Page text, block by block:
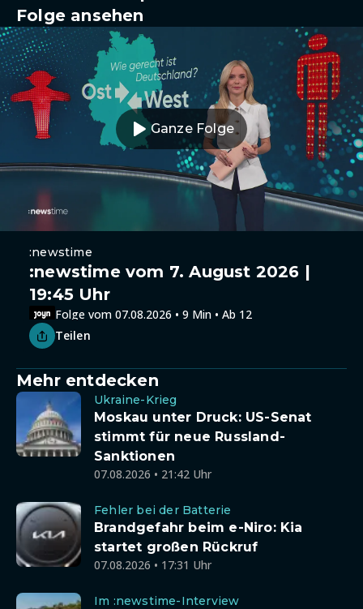
Folge ansehen
Ganze Folge
:newstime
:newstime vom 7. August 2026 |
19:45 Uhr
Folge vom 07.08.2026 • 9 Min • Ab 12
Teilen
Mehr entdecken
Ukraine-Krieg
Moskau unter Druck: US-Senat
stimmt für neue Russland-
Sanktionen
07.08.2026 • 21:42 Uhr
Fehler bei der Batterie
Brandgefahr beim e-Niro: Kia
startet großen Rückruf
07.08.2026 • 17:31 Uhr
Im :newstime-Interview